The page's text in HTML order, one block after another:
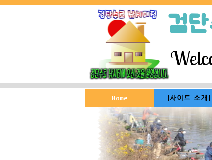
Home |사이트 소개|
SFTS
겨울철 안전사고 Fishing길라잡
검